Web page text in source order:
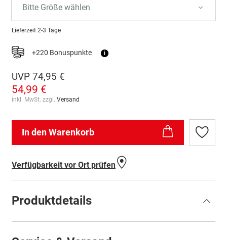
Bitte Größe wählen
Lieferzeit 2-3 Tage
+220 Bonuspunkte i
UVP 74,95 €
54,99 €
inkl. MwSt. zzgl. Versand
In den Warenkorb
Zur
Verfügbarkeit vor Ort prüfen
Produktdetails